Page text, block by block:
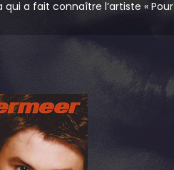
a fait connaître l’artiste «